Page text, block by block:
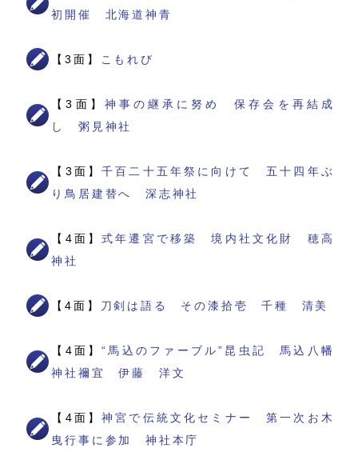
初開催 北海道神青
【3面】 こもれび
【3面】 神事の継承に努め 保存会を再結成
し 粥見神社
【3面】千百二十五年祭に向けて 五十四年ぶ
り鳥居建替へ 深志神社
【4面】式年遷宮で移築 境内社文化財 穂高
神社
【4面】 刀剣は語る その漆拾壱 千種 清美
【4面】“馬込のファーブル”昆虫記 馬込八幡
神社禰宜 伊藤 洋文
【4面】神宮で伝統文化セミナー 第一次お木
曳行事に参加 神社本庁